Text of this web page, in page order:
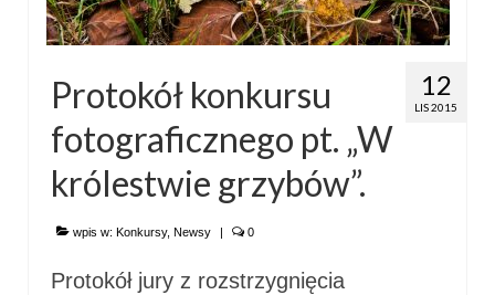
12
LIS 2015
Protokół konkursu
fotograficznego pt. „W
królestwie grzybów”.
wpis w: Konkursy, Newsy | 0
Protokół jury z rozstrzygnięcia